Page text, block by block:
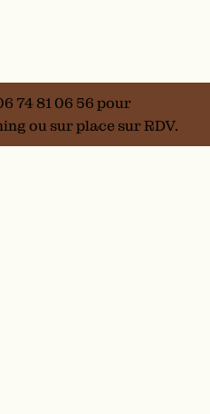
74 81 06 56 pour
ou sur place sur RDV.